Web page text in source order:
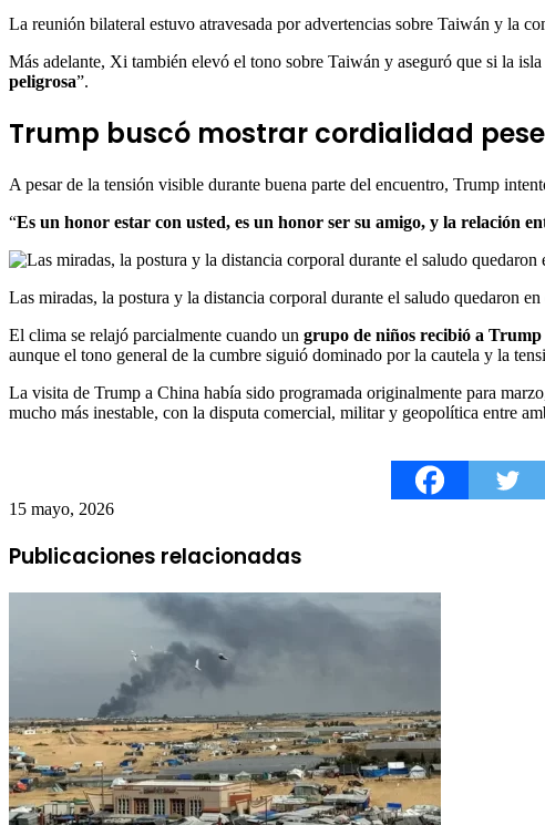
La reunión bilateral estuvo atravesada por advertencias sobre Taiwán y la
Más adelante, Xi también elevó el tono sobre Taiwán y aseguró que si la
peligrosa”.
Trump buscó mostrar cordialidad
A pesar de la tensión visible durante buena parte del encuentro, Trump
“Es un honor estar con usted, es un honor ser su amigo, y la relación
Las miradas, la postura y la distancia corporal durante el saludo quedaron
El clima se relajó parcialmente cuando un grupo de niños recibió a Trump
aunque el tono general de la cumbre siguió dominado por la cautela y la
La visita de Trump a China había sido programada originalmente para
mucho más inestable, con la disputa comercial, militar y geopolítica entre
15 mayo, 2026
Publicaciones relacionadas